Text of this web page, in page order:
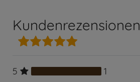
Kundenrezensionen
5
1